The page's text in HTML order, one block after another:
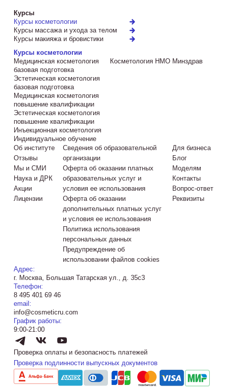
Курсы
Курсы косметологии
Курсы массажа и ухода за телом
Курсы макияжа и бровистики
Курсы косметологии
Медицинская косметология
базовая подготовка
Эстетическая косметология
базовая подготовка
Медицинская косметология
повышение квалификации
Эстетическая косметология
повышение квалификации
Инъекционная косметология
Индивидуальное обучение
Косметология НМО Минздрав
Об институте
Отзывы
Мы и СМИ
Наука и ДРК
Акции
Лицензии
Сведения об образовательной
организации
Оферта об оказании платных
образовательных услуг и
условия ее использования
Оферта об оказании
дополнительных платных услуг
и условия ее использования
Политика использования
персональных данных
Предупреждение об
использовании файлов cookies
Для бизнеса
Блог
Моделям
Контакты
Вопрос-ответ
Реквизиты
Адрес:
г. Москва, Большая Татарская ул., д. 35с3
Телефон:
8 495 401 69 46
email:
info@cosmeticru.com
График работы:
9:00-21:00
Проверка оплаты и безопасность платежей
Проверка подлинности выпускных документов